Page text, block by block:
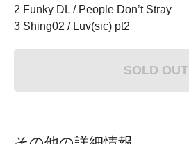
2 Funky DL / People Don’t Stray
3 Shing02 / Luv(sic) pt2
SOLD OUT